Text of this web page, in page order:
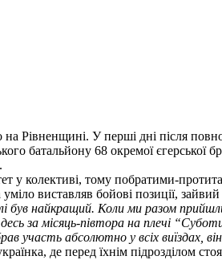
Рівненщині. У перші дні після
батальйону 68 окремої
у колективі, тому побратими-
виставляв бойові позиції,
був найкращий. Коли ми разом
за місяць-півтора на плечі
участь абсолютно у всіх виїздах,
де перед їхнім